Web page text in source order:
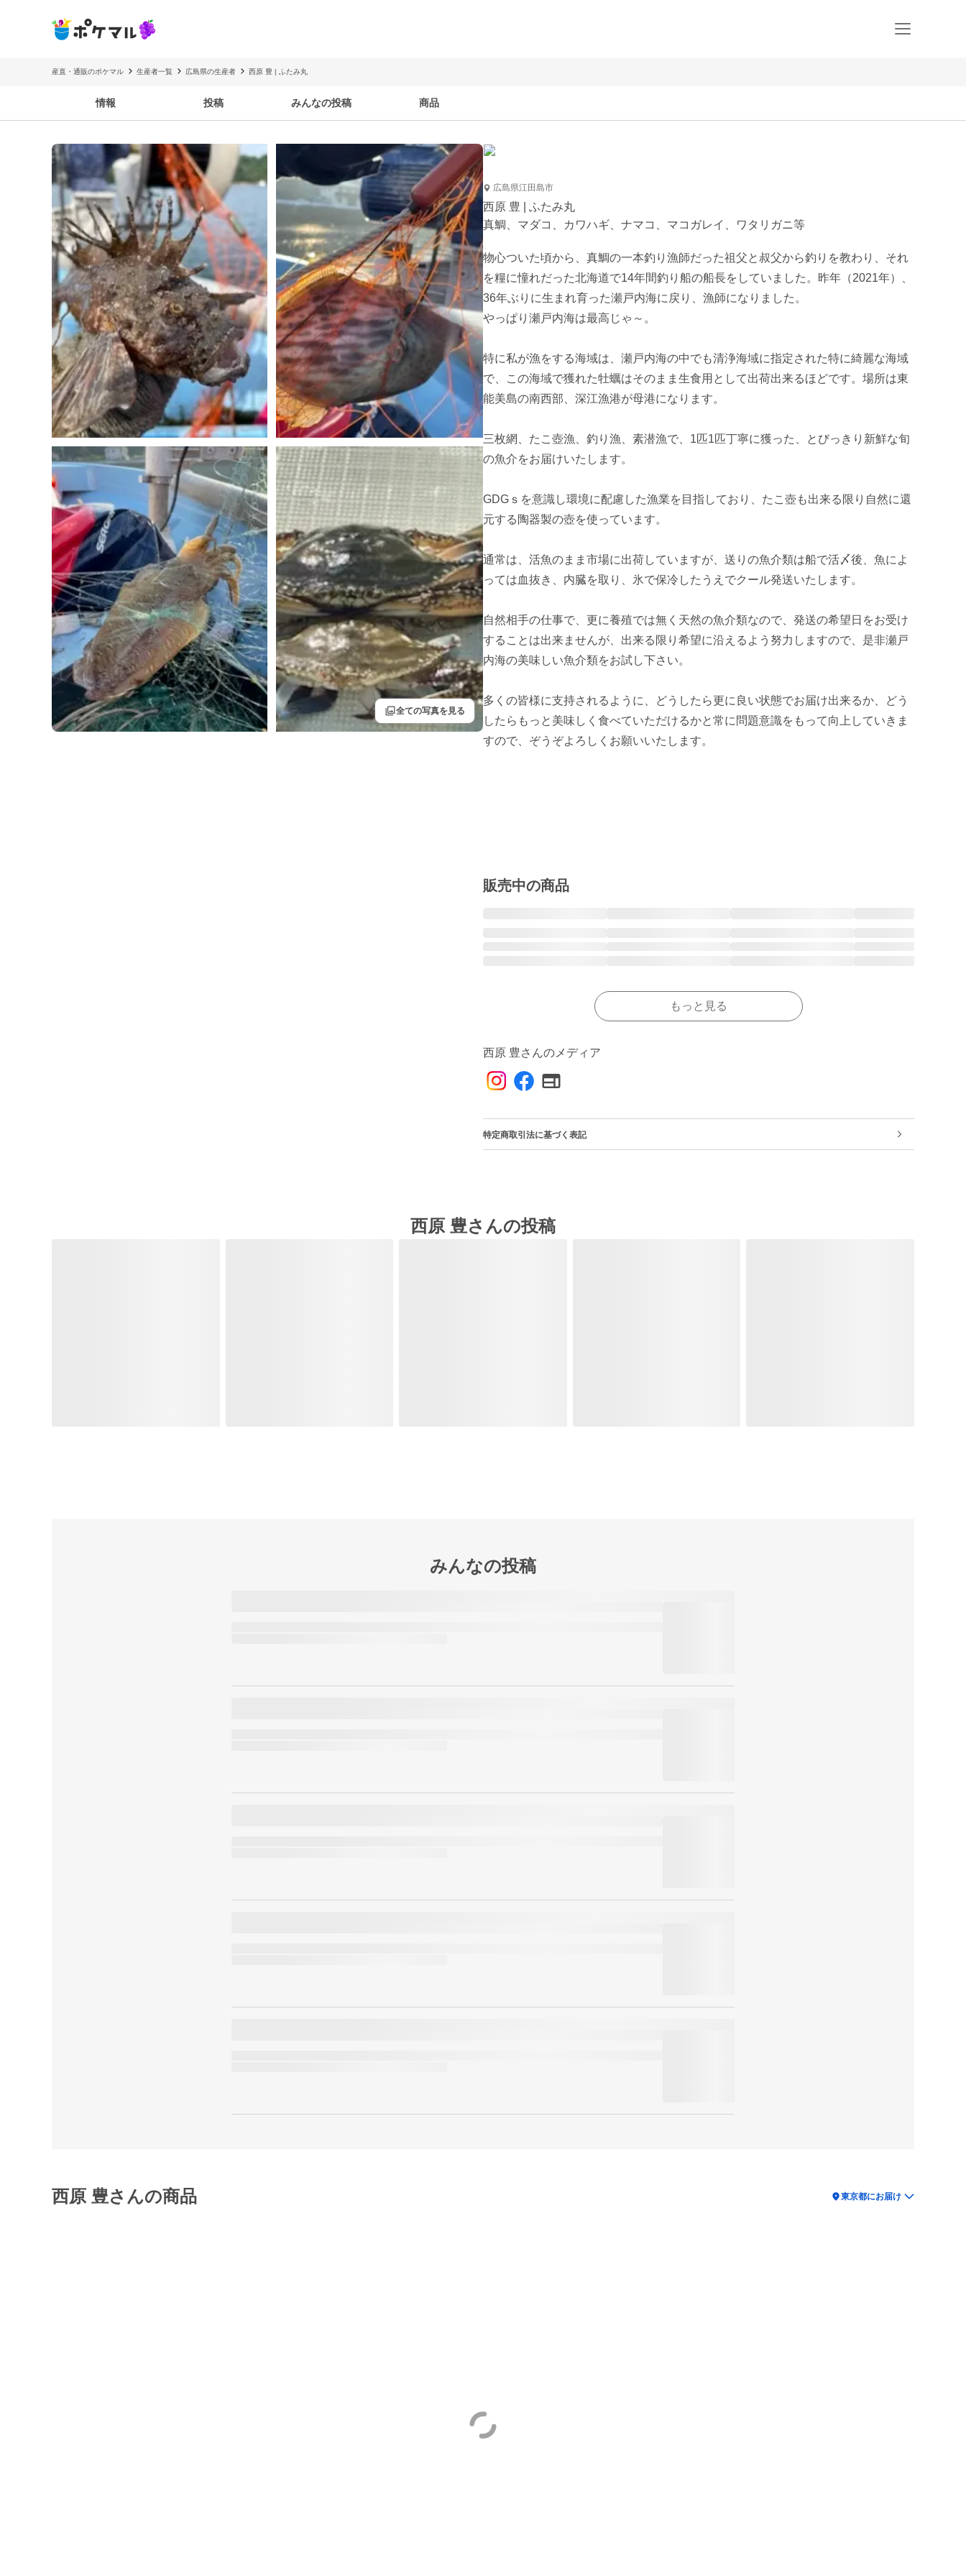
産直・通販のポケマル 生産者一覧 広島県の生産者 西原 豊 | ふたみ丸
情報 投稿 みんなの投稿 商品
filter全ての写真を見る
広島県江田島市
西原 豊 | ふたみ丸
真鯛、マダコ、カワハギ、ナマコ、マコガレイ、ワタリガニ等
物心ついた頃から、真鯛の一本釣り漁師だった祖父と叔父から釣りを教わり、それ
を糧に憧れだった北海道で14年間釣り船の船長をしていました。昨年（2021年）、
36年ぶりに生まれ育った瀬戸内海に戻り、漁師になりました。
やっぱり瀬戸内海は最高じゃ～。
特に私が漁をする海域は、瀬戸内海の中でも清浄海域に指定された特に綺麗な海域
で、この海域で獲れた牡蠣はそのまま生食用として出荷出来るほどです。場所は東
能美島の南西部、深江漁港が母港になります。
三枚網、たこ壺漁、釣り漁、素潜漁で、1匹1匹丁寧に獲った、とびっきり新鮮な旬
の魚介をお届けいたします。
GDGｓを意識し環境に配慮した漁業を目指しており、たこ壺も出来る限り自然に還
元する陶器製の壺を使っています。
通常は、活魚のまま市場に出荷していますが、送りの魚介類は船で活〆後、魚によ
っては血抜き、内臓を取り、氷で保冷したうえでクール発送いたします。
自然相手の仕事で、更に養殖では無く天然の魚介類なので、発送の希望日をお受け
することは出来ませんが、出来る限り希望に沿えるよう努力しますので、是非瀬戸
内海の美味しい魚介類をお試し下さい。
多くの皆様に支持されるように、どうしたら更に良い状態でお届け出来るか、どう
したらもっと美味しく食べていただけるかと常に問題意識をもって向上していきま
すので、ぞうぞよろしくお願いいたします。
販売中の商品
もっと見る
西原 豊さんのメディア
特定商取引法に基づく表記
西原 豊さんの投稿
みんなの投稿
西原 豊さんの商品 location_on東京都にお届け